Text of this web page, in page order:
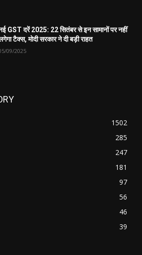
GST दरें 2025: 22 सितंबर से इन सामानों पर नहीं
टैक्स, मोदी सरकार ने दी बड़ी राहत
09/2025
1502
285
247
181
97
56
46
39